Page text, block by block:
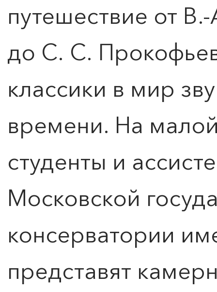
путешествие от
до С. С.
классики в мир
времени. На
студенты и
Московской
консерватории
представят